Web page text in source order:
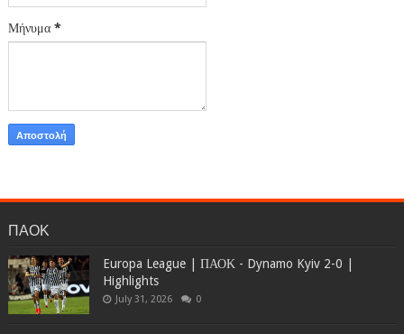
Μήνυμα *
ΠΑΟΚ
Europa League | ΠΑΟΚ - Dynamo Kyiv 2-0 |
Highlights
July 31, 2026 0